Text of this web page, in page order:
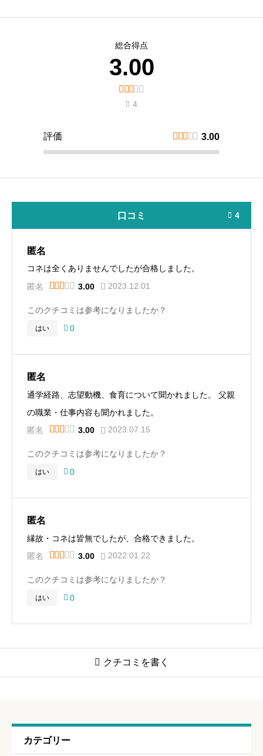
総合得点
3.00
 
 4
評価  3.00
口コミ  4
匿名
コネは全くありませんでしたが合格しました。
匿名
  3.00 2023.12.01
このクチコミは参考になりましたか？
はい  0
匿名
通学経路、志望動機、食育について聞かれました。 父親
の職業・仕事内容も聞かれました。
匿名
  3.00 2023.07.15
このクチコミは参考になりましたか？
はい  0
匿名
縁故・コネは皆無でしたが、合格できました。
匿名
  3.00 2022.01.22
このクチコミは参考になりましたか？
はい  0
 クチコミを書く
カテゴリー